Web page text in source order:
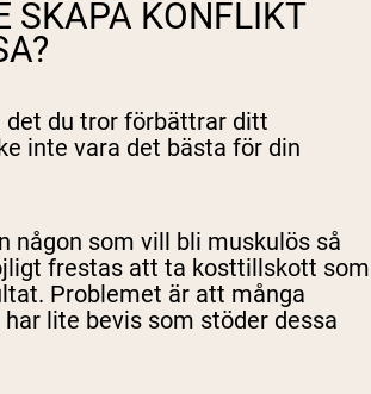
SKAPA KONFLIKT
det du tror förbättrar ditt
inte vara det bästa för din
någon som vill bli muskulös så
frestas att ta kosttillskott som
Problemet är att många
lite bevis som stöder dessa